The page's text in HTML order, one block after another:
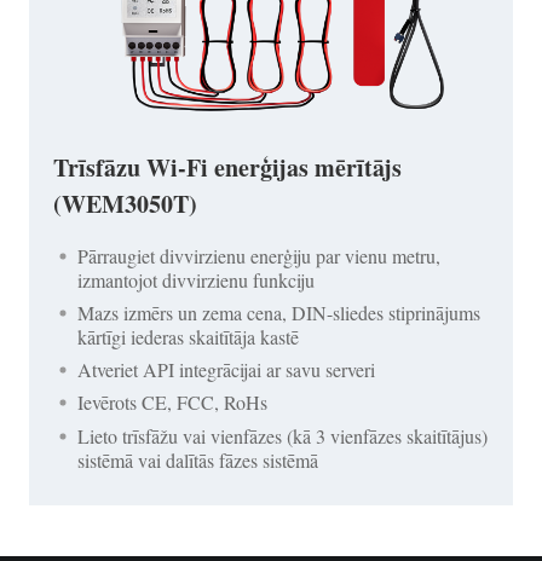
Trīsfāzu Wi-Fi enerģijas mērītājs
(WEM3050T)
Pārraugiet divvirzienu enerģiju par vienu metru,
izmantojot divvirzienu funkciju
Mazs izmērs un zema cena, DIN-sliedes stiprinājums
kārtīgi iederas skaitītāja kastē
Atveriet API integrācijai ar savu serveri
Ievērots CE, FCC, RoHs
Lieto trīsfāžu vai vienfāzes (kā 3 vienfāzes skaitītājus)
sistēmā vai dalītās fāzes sistēmā